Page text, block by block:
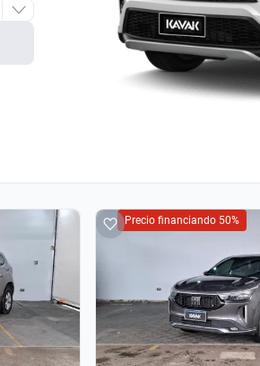
Precio financiando 50%